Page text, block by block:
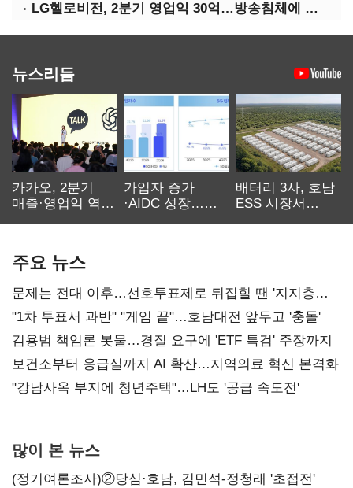
LG헬로비전, 2분기 영업익 30억…방송침체에 교육용 단말 시장도 축소
뉴스리듬
카카오, 2분기
매출·영업익 역대
가입자 증가
·AIDC 성장…
배터리 3사, 호남
ESS 시장서
주요 뉴스
문제는 전대 이후…선호투표제로 뒤집힐 땐 '지지층
불복'
"1차 투표서 과반" "게임 끝"…호남대전 앞두고 '충돌'
김용범 책임론 봇물…경질 요구에 'ETF 특검' 주장까지
보건소부터 응급실까지 AI 확산…지역의료 혁신 본격화
"강남사옥 부지에 청년주택"…LH도 '공급 속도전'
많이 본 뉴스
(정기여론조사)②당심·호남, 김민석-정청래 '초접전'